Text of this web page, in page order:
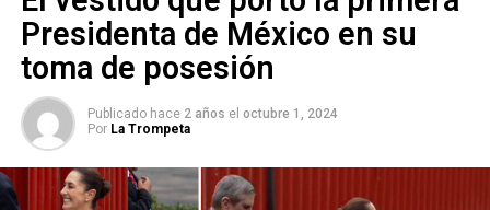
Presidenta de México en su
toma de posesión
Publicado hace 2 años el octubre 1, 2024
Por La Trompeta